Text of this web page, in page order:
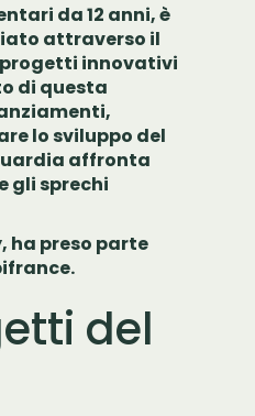
da 12 anni, è
attraverso il
progetti innovativi
di questa
lo sviluppo del
affronta
gli sprechi
ha preso parte
del